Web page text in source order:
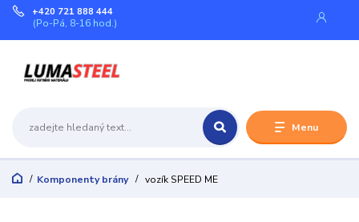
Menu
+420 721 888 444
(Po-Pá, 8-16 hod.)
Komponenty brány vozík SPEED ME